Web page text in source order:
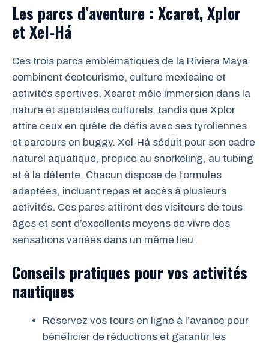
Les parcs d’aventure : Xcaret, Xplor
et Xel-Há
Ces trois parcs emblématiques de la Riviera Maya
combinent écotourisme, culture mexicaine et
activités sportives. Xcaret mêle immersion dans la
nature et spectacles culturels, tandis que Xplor
attire ceux en quête de défis avec ses tyroliennes
et parcours en buggy. Xel-Há séduit pour son cadre
naturel aquatique, propice au snorkeling, au tubing
et à la détente. Chacun dispose de formules
adaptées, incluant repas et accès à plusieurs
activités. Ces parcs attirent des visiteurs de tous
âges et sont d’excellents moyens de vivre des
sensations variées dans un même lieu.
Conseils pratiques pour vos activités
nautiques
Réservez vos tours en ligne à l’avance pour
bénéficier de réductions et garantir les